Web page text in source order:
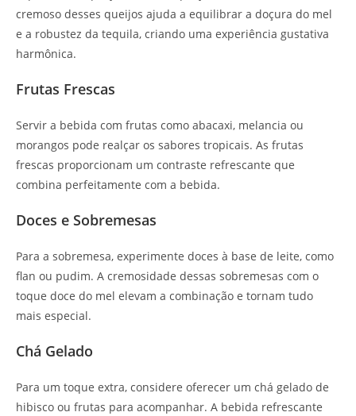
cremoso desses queijos ajuda a equilibrar a doçura do mel
e a robustez da tequila, criando uma experiência gustativa
harmônica.
Frutas Frescas
Servir a bebida com frutas como abacaxi, melancia ou
morangos pode realçar os sabores tropicais. As frutas
frescas proporcionam um contraste refrescante que
combina perfeitamente com a bebida.
Doces e Sobremesas
Para a sobremesa, experimente doces à base de leite, como
flan ou pudim. A cremosidade dessas sobremesas com o
toque doce do mel elevam a combinação e tornam tudo
mais especial.
Chá Gelado
Para um toque extra, considere oferecer um chá gelado de
hibisco ou frutas para acompanhar. A bebida refrescante